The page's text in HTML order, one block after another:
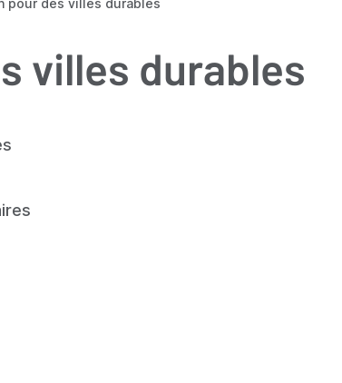
pour des villes durables
villes durables